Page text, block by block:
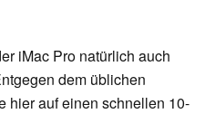
iMac Pro natürlich auch
dem üblichen
hier auf einen schnellen 10-